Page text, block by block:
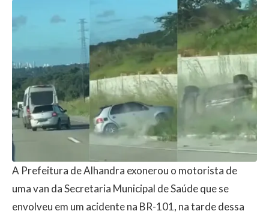
A Prefeitura de Alhandra exonerou o motorista de
uma van da Secretaria Municipal de Saúde que se
envolveu em um acidente na BR-101, na tarde dessa